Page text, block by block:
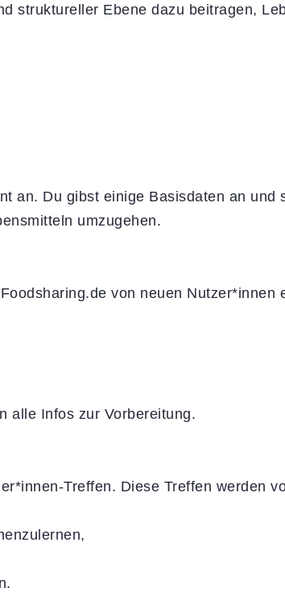
struktureller Ebene dazu beitragen,
an. Du gibst einige Basisdaten an und
umzugehen.
von neuen Nutzer*innen
alle Infos zur Vorbereitung.
Treffen. Diese Treffen werden